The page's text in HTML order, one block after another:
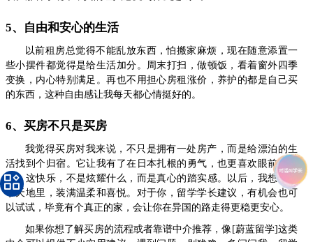
5、自由和安心的生活
以前租房总觉得不能乱放东西，怕搬家麻烦，现在随意添置一
些小摆件都觉得是给生活加分。周末打扫，做顿饭，看着窗外四季
变换，内心特别满足。再也不用担心房租涨价，养护的都是自己买
的东西，这种自由感让我每天都心情挺好的。
6、买房不只是买房
我觉得买房对我来说，不只是拥有一处房产，而是给漂泊的生
活找到个归宿。它让我有了在日本扎根的勇气，也更喜欢眼前的生
活。这快乐，不是炫耀什么，而是真心的踏实感。以后，我想在这
小天地里，装满温柔和喜悦。对于你，留学学长建议，有机会也可
以试试，毕竟有个真正的家，会让你在异国的路走得更稳更安心。
如果你想了解买房的流程或者靠谱中介推荐，像[蔚蓝留学]这类